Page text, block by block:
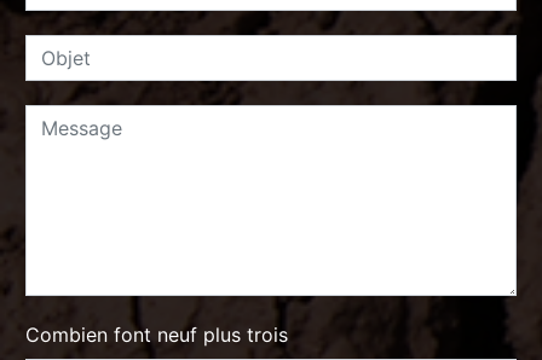
Combien font neuf plus trois